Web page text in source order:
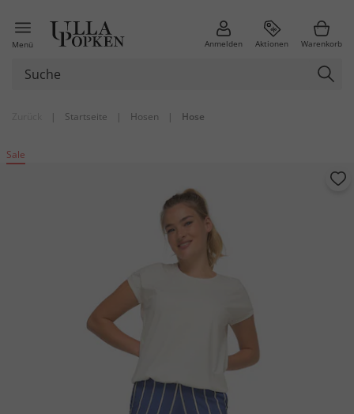
Menü Anmelden Aktionen Warenkorb
| Startseite | Hosen | Hose
Sale